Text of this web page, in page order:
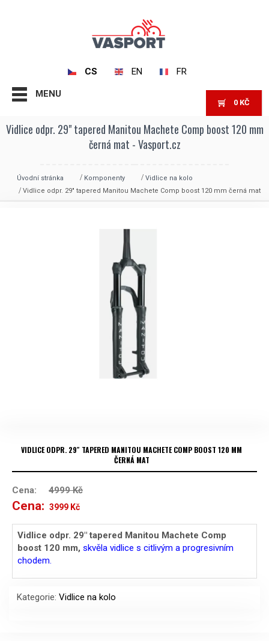
CS EN FR
MENU
0 KČ
Vidlice odpr. 29" tapered Manitou Machete Comp boost 120 mm
černá mat - Vasport.cz
Úvodní stránka Komponenty
Vidlice na kolo
Vidlice odpr. 29″ tapered Manitou Machete Comp boost 120 mm černá mat
VIDLICE ODPR. 29″ TAPERED MANITOU MACHETE COMP BOOST 120 MM
ČERNÁ MAT
Cena: 4999Kč
Cena: Původní
cena
byla:
3999 Kč
cena
je:
Vidlice odpr. 29″ tapered Manitou Machete Comp
boost 120 mm, skvěla vidlice s citlivým a progresivním
chodem.
Kategorie: Vidlice na kolo